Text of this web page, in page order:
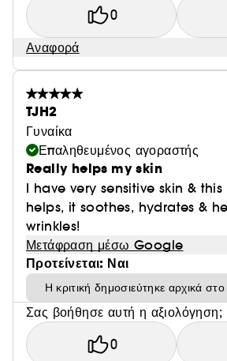
0
Αναφορά
TJH2
Γυναίκα
Επαληθευμένος αγοραστής
Really helps my skin
I have very sensitive skin &
helps, it soothes, hydrates &
wrinkles!
Μετάφραση μέσω Google
Προτείνεται: Ναι
Η κριτική δημοσιεύτηκε αρχικά
Σας βοήθησε αυτή η αξιολόγηση;
0